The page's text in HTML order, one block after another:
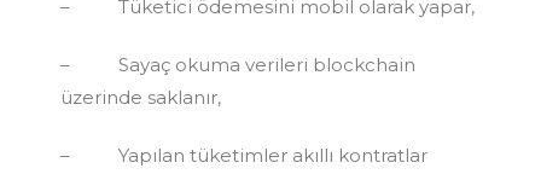
– Tüketici ödemesini mobil olarak yapar,
– Sayaç okuma verileri blockchain
üzerinde saklanır,
– Yapılan tüketimler akıllı kontratlar